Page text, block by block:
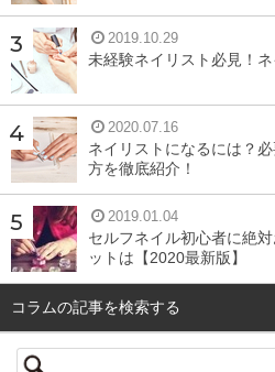
⇒商品サイトを見る
Pascoの通販 「北海道食
2019.10.29
未経験ネイリスト必見！
2020.07.16
ネイリストになるには？
方を徹底紹介！
2019.01.04
セルフネイル初心者に絶
ットは【2020最新版】
コラムの記事を検索する